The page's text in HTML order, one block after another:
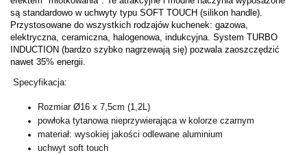
są standardowo w uchwyty typu SOFT TOUCH (silikon handle).
Przystosowane do wszystkich rodzajów kuchenek: gazowa,
elektryczna, ceramiczna, halogenowa, indukcyjna. System TURBO
INDUCTION (bardzo szybko nagrzewają się) pozwala zaoszczędzić
nawet 35% energii.
Specyfikacja:
Rozmiar Ø16 x 7,5cm (1,2L)
powłoka tytanowa nieprzywierająca w kolorze czarnym
materiał: wysokiej jakości odlewane aluminium
uchwyt soft touch